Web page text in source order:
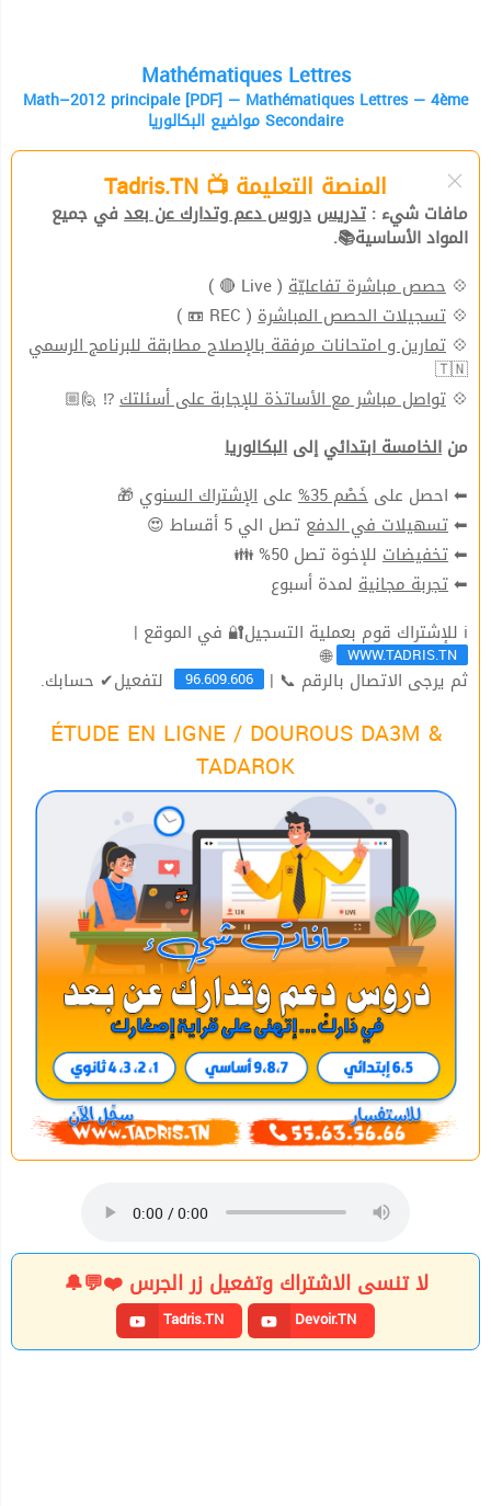
Mathématiques Lettres
Math–2012 principale [PDF] — Mathématiques Lettres — 4ème
مواضيع البكالوريا Secondaire
المنصة التعليمة 📺 Tadris.TN
مافات شيء : تدريس دروس دعم وتدارك عن بعد في جميع
المواد الأساسية📚.
💠 حصص مباشرة تفاعليّة ( Live 🔴 )
💠 تسجيلات الحصص المباشرة ( REC 📼 )
💠 تمارين و امتحانات مرفقة بالإصلاح مطابقة للبرنامج الرسمي
🇹🇳
💠 تواصل مباشر مع الأساتذة للإجابة على أسئلتك⁉ 🙋🏼
من الخامسة ابتدائي إلى البكالوريا
⬅ احصل على خَصْم 35% على الإشتراك السنوي 🎁
⬅تسهيلات في الدفع تصل الي 5 أقساط 😍
⬅تخفيضات للإخوة تصل 50% 👪
⬅تجربة مجانية لمدة أسبوع
ℹ للإشتراك قوم بعملية التسجيل🔐 في الموقع |
WWW.TADRIS.TN
🌐
ثم يرجى الاتصال بالرقم 📞 | 96.609.606 لتفعيل✔ حسابك.
ÉTUDE EN LIGNE / DOUROUS DA3M &
TADAROK
لا تنسى الاشتراك وتفعيل زر الجرس ❤️💬🔔
Tadris.TN Devoir.TN